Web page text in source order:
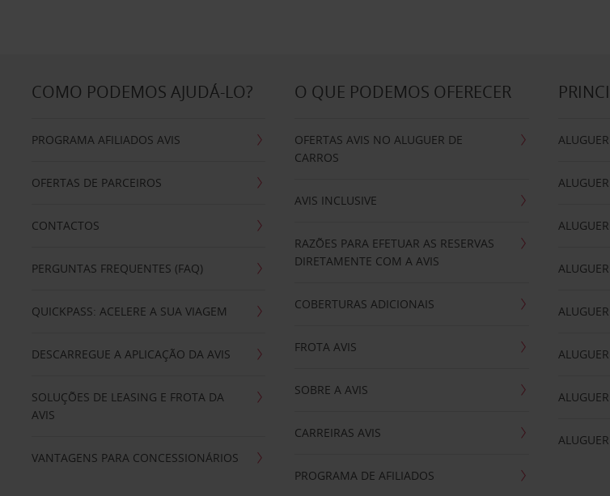
COMO PODEMOS AJUDÁ-LO?
PROGRAMA AFILIADOS AVIS
OFERTAS DE PARCEIROS
CONTACTOS
PERGUNTAS FREQUENTES (FAQ)
QUICKPASS: ACELERE A SUA VIAGEM
DESCARREGUE A APLICAÇÃO DA AVIS
SOLUÇÕES DE LEASING E FROTA DA
AVIS
VANTAGENS PARA CONCESSIONÁRIOS
O QUE PODEMOS OFERECER
OFERTAS AVIS NO ALUGUER DE
CARROS
AVIS INCLUSIVE
RAZÕES PARA EFETUAR AS RESERVAS
DIRETAMENTE COM A AVIS
COBERTURAS ADICIONAIS
FROTA AVIS
SOBRE A AVIS
CARREIRAS AVIS
PROGRAMA DE AFILIADOS